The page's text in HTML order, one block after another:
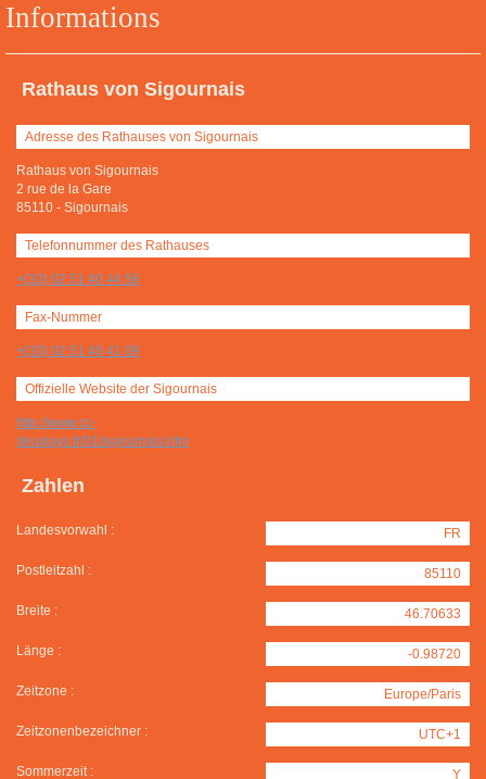
Informations
Rathaus von Sigournais
Adresse des Rathauses von Sigournais
Rathaus von Sigournais
2 rue de la Gare
85110 - Sigournais
Telefonnummer des Rathauses
+(33) 02 51 40 44 56
Fax-Nummer
+(33) 02 51 40 41 09
Offizielle Website der Sigournais
http://www.cc-
deuxlays.fr/01/sigournais.htm
Zahlen
Landesvorwahl : FR
Postleitzahl : 85110
Breite : 46.70633
Länge : -0.98720
Zeitzone : Europe/Paris
Zeitzonenbezeichner : UTC+1
Sommerzeit : Y